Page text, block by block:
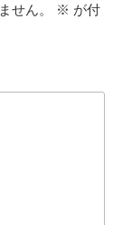
せん。 ※ が付